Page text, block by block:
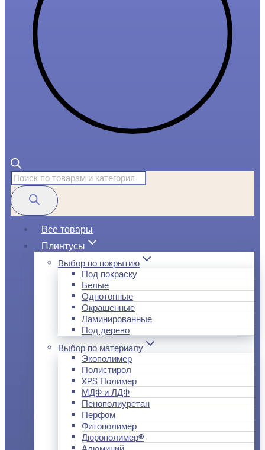
Поиск
товаров
Все товары
Плинтусы
Выбор по покрытию
Под покраску
Белые
Однотонные
Окрашенные
Ламинированные
Под дерево
Выбор по материалу
Экополимер
Полистирол
XPS Полимер
МДФ и ЛДФ
Пенополиуретан
Перфом
Фитополимер
Дюрополимер®